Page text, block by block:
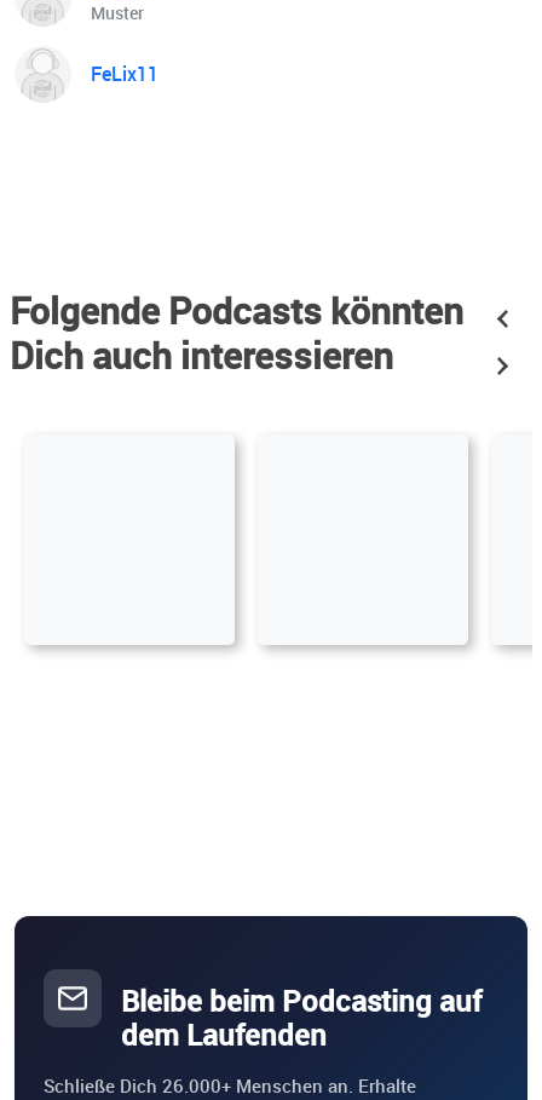
Muster
FeLix11
Folgende Podcasts könnten
Dich auch interessieren
Bleibe beim Podcasting auf
dem Laufenden
Schließe Dich 26.000+ Menschen an. Erhalte